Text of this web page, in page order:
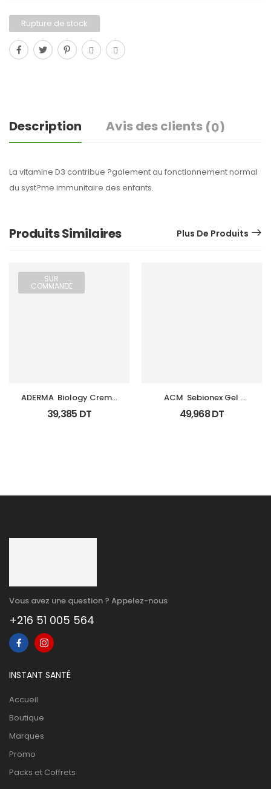
Rupture de stock
Description Avis des clients (0)
La vitamine D3 contribue ?galement au fonctionnement normal
du syst?me immunitaire des enfants.
Produits Similaires Plus De Produits
SUR
COMMANDE
ADERMA  Biology Creme
Legere Hyd Tb 0Ml
39,385 DT
ACM  Sebionex Gel
Nettoyant Purifiant Fl
200Ml
49,968DT
Vous avez une question ? Appelez-nous
+216 51 005 564
INSTANT SANTÉ
Accueil
Boutique
Marques
Promo
Packs et Coffrets